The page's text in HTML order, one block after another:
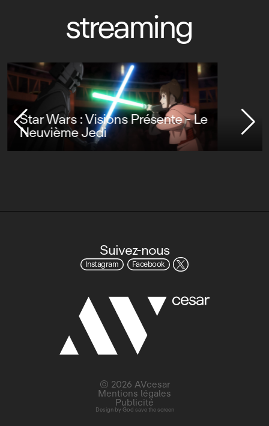
streaming
Star Wars : Visions Présente - Le
Neuvième Jedi
Suivez-nous
Instagram Facebook
Design by God save the screen
© 2026 AVcesar
Mentions légales
Publicité